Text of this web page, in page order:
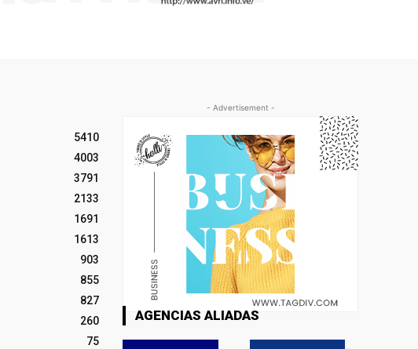
5410
4003
3791
2133
1691
1613
903
855
827
260
75
- Advertisement -
AGENCIAS ALIADAS